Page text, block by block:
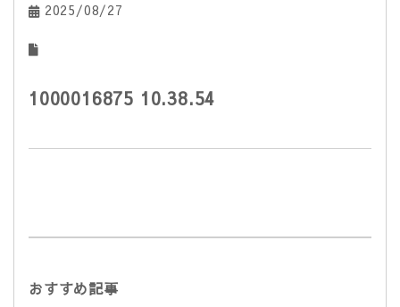
2025/08/27
1000016875 10.38.54
おすすめ記事